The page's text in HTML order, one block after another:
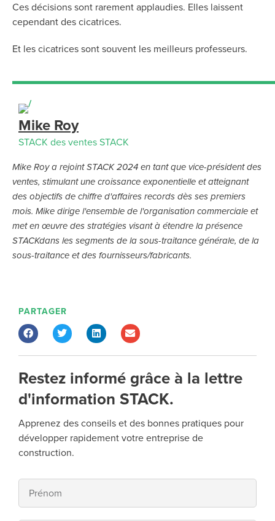
intégrant mesure reste de notre
suite de solutions d'estimation.
technologique globale. »
Ces décisions sont rarement applaudies. Elles laissent
cependant des cicatrices.
Et les cicatrices sont souvent les meilleurs professeurs.
Mike Roy
STACK des ventes STACK
Mike Roy a rejoint STACK 2024 en tant que vice-président des
ventes, stimulant une croissance exponentielle et atteignant
des objectifs de chiffre d'affaires records dès ses premiers
mois. Mike dirige l'ensemble de l'organisation commerciale et
met en œuvre des stratégies visant à étendre la présence
STACKdans les segments de la sous-traitance générale, de la
sous-traitance et des fournisseurs/fabricants.
PARTAGER
Restez informé grâce à la lettre
d'information STACK.
Apprenez des conseils et des bonnes pratiques pour
développer rapidement votre entreprise de
construction.